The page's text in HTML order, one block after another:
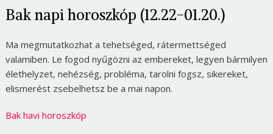
Bak napi horoszkóp (12.22-01.20.)
Ma megmutatkozhat a tehetséged, rátermettséged
valamiben. Le fogod nyűgözni az embereket, legyen bármilyen
élethelyzet, nehézség, probléma, tarolni fogsz, sikereket,
elismerést zsebelhetsz be a mai napon.
Bak havi horoszkóp